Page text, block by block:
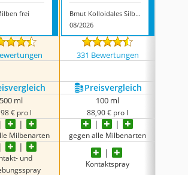
frei
Bmut Kolloidales Silberspray
08/2026
331 Bewertungen
Preis­vergleich
500 ml
€ pro l
100 ml
88,90 € pro l
Milbenarten gegen alle Milbenarten
und
Kontaktspray